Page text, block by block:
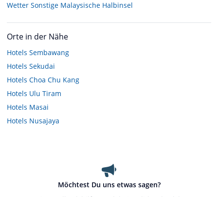
Wetter Sonstige Malaysische Halbinsel
Orte in der Nähe
Hotels Sembawang
Hotels Sekudai
Hotels Choa Chu Kang
Hotels Ulu Tiram
Hotels Masai
Hotels Nusajaya
Möchtest Du uns etwas sagen?